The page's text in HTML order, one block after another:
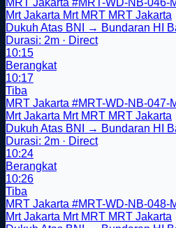
Mrt Jakarta Mrt MRT MRT Jakarta
Dukuh Atas BNI → Bundaran HI
Durasi: 2m · Direct
10:15
Berangkat
10:17
Tiba
MRT Jakarta #MRT-WD-NB-047-
Mrt Jakarta Mrt MRT MRT Jakarta
Dukuh Atas BNI → Bundaran HI
Durasi: 2m · Direct
10:24
Berangkat
10:26
Tiba
MRT Jakarta #MRT-WD-NB-048-
Mrt Jakarta Mrt MRT MRT Jakarta